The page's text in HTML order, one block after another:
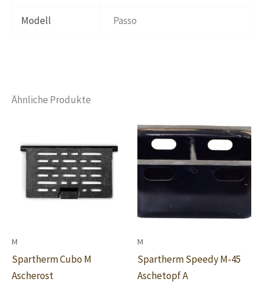
Modell Passo
Ähnliche Produkte
M
Spartherm Cubo M
Ascherost
M
Spartherm Speedy M-45
Aschetopf A